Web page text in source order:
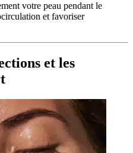
votre peau pendant le
et favoriser
et les